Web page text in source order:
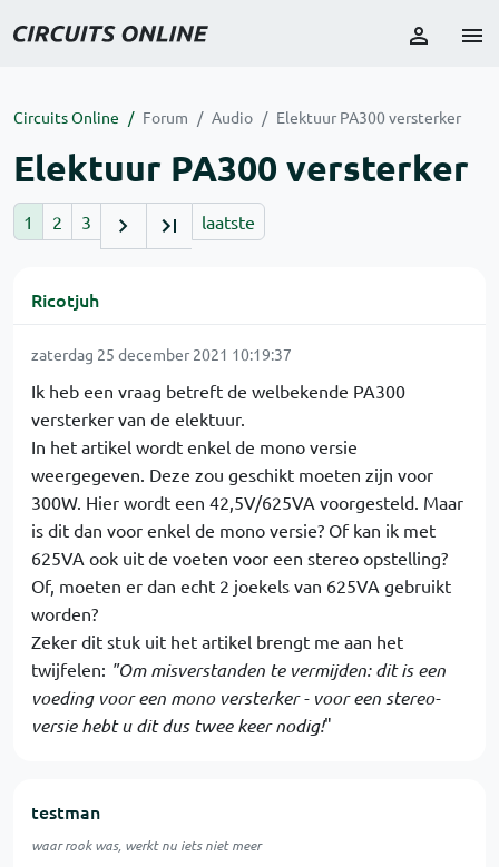
Circuits Online Forum Audio Elektuur PA300 versterker
Elektuur PA300 versterker
1 2 3 laatste
Ricotjuh
zaterdag 25 december 2021 10:19:37
Ik heb een vraag betreft de welbekende PA300
versterker van de elektuur.
In het artikel wordt enkel de mono versie
weergegeven. Deze zou geschikt moeten zijn voor
300W. Hier wordt een 42,5V/625VA voorgesteld. Maar
is dit dan voor enkel de mono versie? Of kan ik met
625VA ook uit de voeten voor een stereo opstelling?
Of, moeten er dan echt 2 joekels van 625VA gebruikt
worden?
Zeker dit stuk uit het artikel brengt me aan het
twijfelen: "Om misverstanden te vermijden: dit is een
voeding voor een mono versterker - voor een stereo-
versie hebt u dit dus twee keer nodig!"
testman
waar rook was, werkt nu iets niet meer